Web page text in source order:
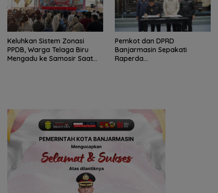
Keluhkan Sistem Zonasi
PPDB, Warga Telaga Biru
Mengadu ke Samosir Saat
Pemkot dan DPRD
Banjarmasin Sepakati
Raperda